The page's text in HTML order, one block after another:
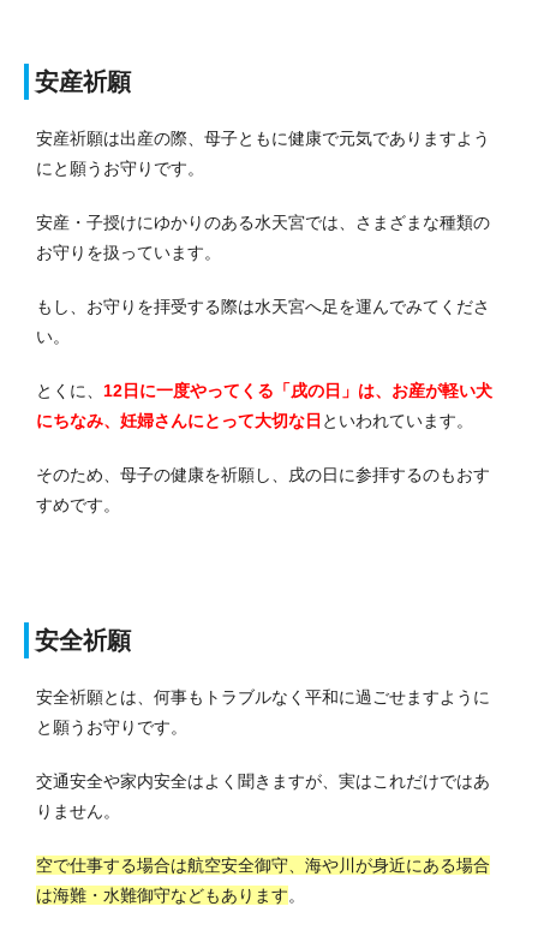
安産祈願
安産祈願は出産の際、母子ともに健康で元気でありますよう
にと願うお守りです。
安産・子授けにゆかりのある水天宮では、さまざまな種類の
お守りを扱っています。
もし、お守りを拝受する際は水天宮へ足を運んでみてくださ
い。
とくに、 12日に一度やってくる「戌の日」は、お産が軽い犬
にちなみ、妊婦さんにとって大切な日 といわれています。
そのため、母子の健康を祈願し、戌の日に参拝するのもおす
すめです。
安全祈願
安全祈願とは、何事もトラブルなく平和に過ごせますように
と願うお守りです。
交通安全や家内安全はよく聞きますが、実はこれだけではあ
りません。
空で仕事する場合は航空安全御守、海や川が身近にある場合
は海難・水難御守などもあります。